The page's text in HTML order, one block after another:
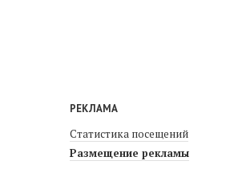
РЕКЛАМА
Статистика посещений
Размещение рекламы